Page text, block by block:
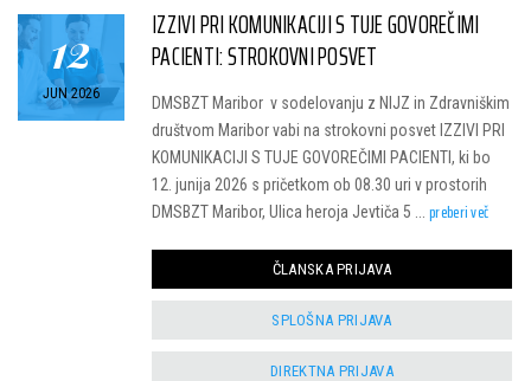
12
JUN 2026
IZZIVI PRI KOMUNIKACIJI S TUJE GOVOREČIMI
PACIENTI: STROKOVNI POSVET
DMSBZT Maribor v sodelovanju z NIJZ in Zdravniškim
društvom Maribor vabi na strokovni posvet IZZIVI PRI
KOMUNIKACIJI S TUJE GOVOREČIMI PACIENTI, ki bo
12. junija 2026 s pričetkom ob 08.30 uri v prostorih
DMSBZT Maribor, Ulica heroja Jevtiča 5 ... preberi več
ČLANSKA PRIJAVA
SPLOŠNA PRIJAVA
DIREKTNA PRIJAVA